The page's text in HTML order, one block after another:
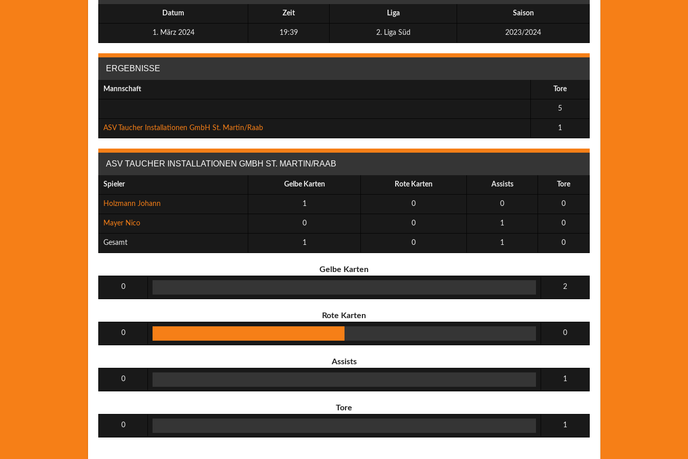
Datum Zeit Liga Saison
1. März 2024 19:39 2. Liga Süd 2023/2024
ERGEBNISSE
Mannschaft Tore
5
ASV Taucher Installationen GmbH St. Martin/Raab 1
ASV TAUCHER INSTALLATIONEN GMBH ST. MARTIN/RAAB
Spieler Gelbe Karten Rote Karten Assists Tore
Holzmann Johann 1 0 0 0
Mayer Nico 0 0 1 0
Gesamt 1 0 1 0
Gelbe Karten
0 2
Rote Karten
0 0
Assists
0 1
Tore
0 1